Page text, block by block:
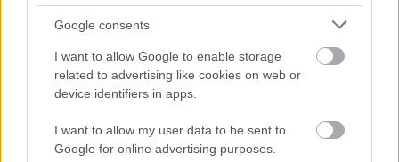
Google consents
I want to allow Google to enable storage
related to advertising like cookies on web or
device identifiers in apps.
I want to allow my user data to be sent to
Google for online advertising purposes.